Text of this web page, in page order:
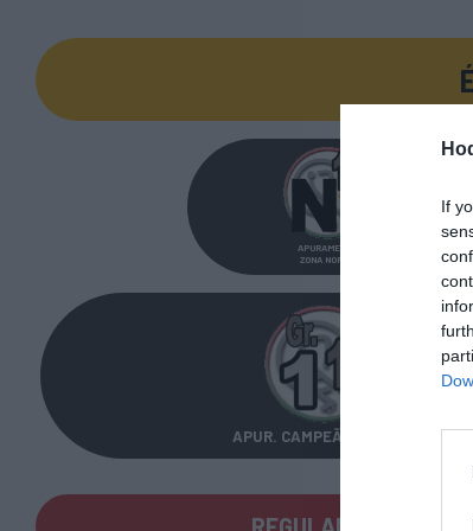
If
APURAMENTO
ZONA NORTE
APUR. CAMPEÃO GRUPO 1